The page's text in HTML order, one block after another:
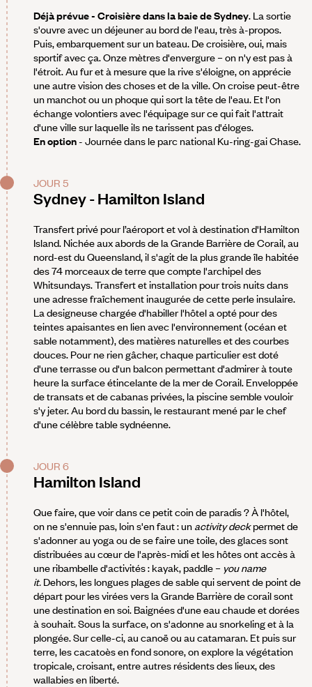
Déjà prévue - Croisière dans la baie de Sydney. La sortie
s'ouvre avec un déjeuner au bord de l'eau, très à-propos.
Puis, embarquement sur un bateau. De croisière, oui, mais
sportif avec ça. Onze mètres d'envergure – on n'y est pas à
l'étroit. Au fur et à mesure que la rive s'éloigne, on apprécie
une autre vision des choses et de la ville. On croise peut-être
un manchot ou un phoque qui sort la tête de l'eau. Et l'on
échange volontiers avec l'équipage sur ce qui fait l'attrait
d'une ville sur laquelle ils ne tarissent pas d'éloges.
En option- Journée dans le parc national Ku-ring-gai Chase.
JOUR 5
Sydney - Hamilton Island
Transfert privé pour l’aéroport et vol à destination d'Hamilton
Island. Nichée aux abords de la Grande Barrière de Corail, au
nord-est du Queensland, il s'agit de la plus grande île habitée
des 74 morceaux de terre que compte l'archipel des
Whitsundays. Transfert et installation pour trois nuits dans
une adresse fraîchement inaugurée de cette perle insulaire.
La designeuse chargée d'habiller l'hôtel a opté pour des
teintes apaisantes en lien avec l'environnement (océan et
sable notamment), des matières naturelles et des courbes
douces. Pour ne rien gâcher, chaque particulier est doté
d'une terrasse ou d'un balcon permettant d'admirer à toute
heure la surface étincelante de la mer de Corail. Enveloppée
de transats et de cabanas privées, la piscine semble vouloir
s'y jeter. Au bord du bassin, le restaurant mené par le chef
d'une célèbre table sydnéenne.
JOUR 6
Hamilton Island
Que faire, que voir dans ce petit coin de paradis ? À l'hôtel,
on ne s'ennuie pas, loin s'en faut : un activity deckpermet de
s'adonner au yoga ou de se faire une toile, des glaces sont
distribuées au cœur de l'après-midi et les hôtes ont accès à
une ribambelle d'activités : kayak, paddle – you name
it. Dehors, les longues plages de sable qui servent de point de
départ pour les virées vers la Grande Barrière de corail sont
une destination en soi. Baignées d'une eau chaude et dorées
à souhait. Sous la surface, on s'adonne au snorkeling et à la
plongée. Sur celle-ci, au canoë ou au catamaran. Et puis sur
terre, les cacatoès en fond sonore, on explore la végétation
tropicale, croisant, entre autres résidents des lieux, des
wallabies en liberté.